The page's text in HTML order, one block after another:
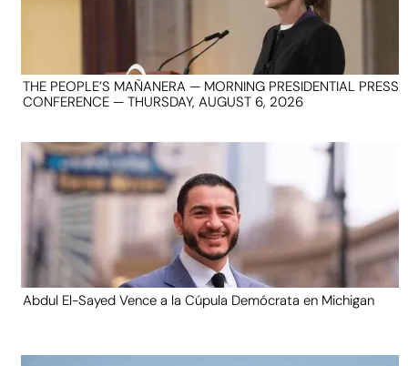
THE PEOPLE’S MAÑANERA — MORNING PRESIDENTIAL PRESS
CONFERENCE — THURSDAY, AUGUST 6, 2026
Abdul El-Sayed Vence a la Cúpula Demócrata en Michigan